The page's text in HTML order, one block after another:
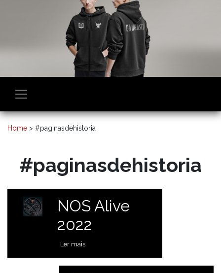
Home > #paginasdehistoria
#paginasdehistoria
NOS Alive
2022
Ler mais